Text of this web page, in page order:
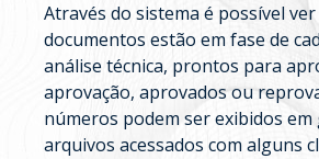
Através do sistema é possível
documentos estão em fase de
análise técnica, prontos para
aprovação, aprovados ou
números podem ser exibidos em
arquivos acessados com alguns